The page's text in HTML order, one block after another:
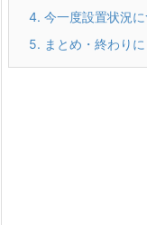
4. 今一度設置状況に
5. まとめ・終わりに